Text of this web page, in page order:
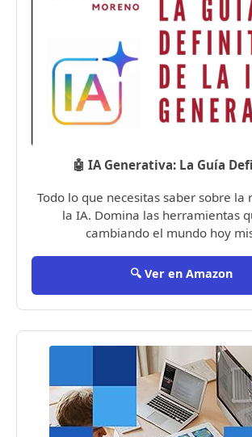
🤖 IA Generativa: La Guía
Todo lo que necesitas saber sobre la
la IA. Domina las herramientas
cambiando el mundo hoy
🔍 Ver en Amazon